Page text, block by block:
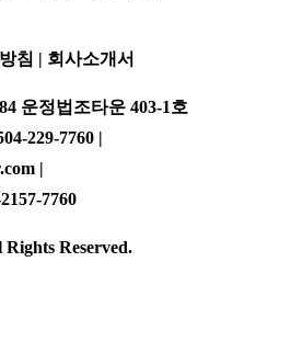
침 | 회사소개서
운정법조타운 403-1호
229-7760 |
|
7760
Reserved.